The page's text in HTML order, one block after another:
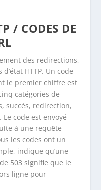
/ CODES DE
des redirections,
HTTP. Un code
le premier chiffre est
catégories de
succès, redirection,
code est envoyé
à une requête
les codes ont un
indique qu’une
503 signifie que le
ligne pour